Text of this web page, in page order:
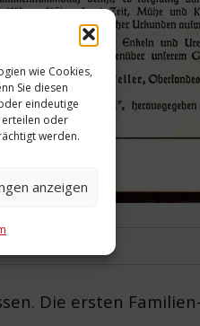
wie Cookies,
Sie diesen
eindeutige
erteilen oder
werden.
anzeigen
Die ersten